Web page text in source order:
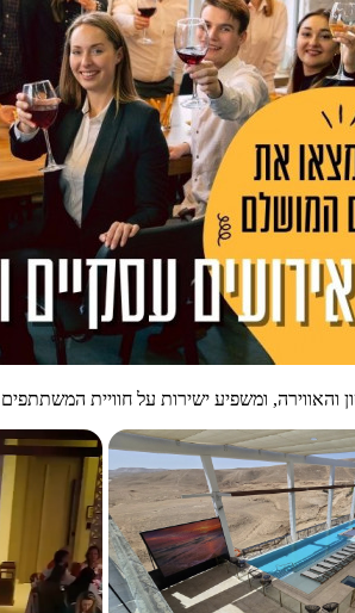
והאווירה, ומשפיע ישירות על חוויית